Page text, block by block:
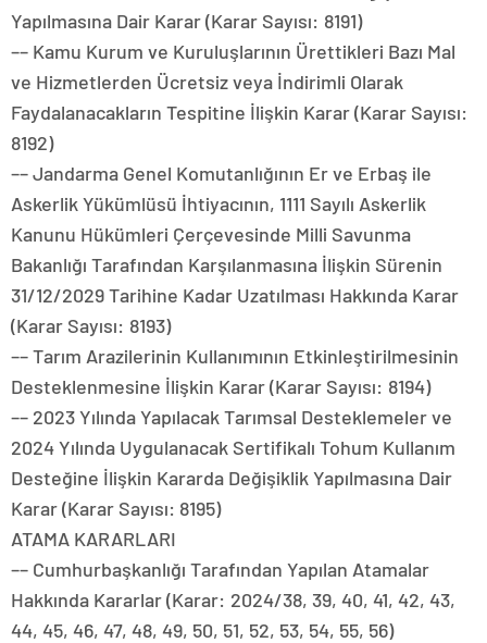
Yapılmasına Dair Karar (Karar Sayısı: 8191)
–– Kamu Kurum ve Kuruluşlarının Ürettikleri Bazı Mal
ve Hizmetlerden Ücretsiz veya İndirimli Olarak
Faydalanacakların Tespitine İlişkin Karar (Karar Sayısı:
8192)
–– Jandarma Genel Komutanlığının Er ve Erbaş ile
Askerlik Yükümlüsü İhtiyacının, 1111 Sayılı Askerlik
Kanunu Hükümleri Çerçevesinde Milli Savunma
Bakanlığı Tarafından Karşılanmasına İlişkin Sürenin
31/12/2029 Tarihine Kadar Uzatılması Hakkında Karar
(Karar Sayısı: 8193)
–– Tarım Arazilerinin Kullanımının Etkinleştirilmesinin
Desteklenmesine İlişkin Karar (Karar Sayısı: 8194)
–– 2023 Yılında Yapılacak Tarımsal Desteklemeler ve
2024 Yılında Uygulanacak Sertifikalı Tohum Kullanım
Desteğine İlişkin Kararda Değişiklik Yapılmasına Dair
Karar (Karar Sayısı: 8195)
ATAMA KARARLARI
–– Cumhurbaşkanlığı Tarafından Yapılan Atamalar
Hakkında Kararlar (Karar: 2024/38, 39, 40, 41, 42, 43,
44, 45, 46, 47, 48, 49, 50, 51, 52, 53, 54, 55, 56)